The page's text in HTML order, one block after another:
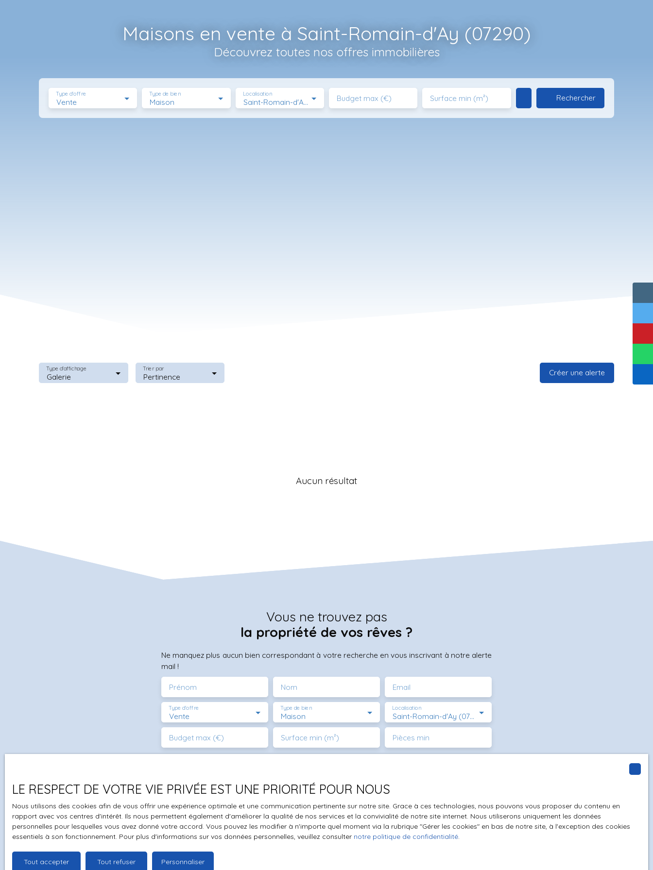
Maisons en vente à Saint-Romain-d'Ay (07290)
Découvrez toutes nos offres immobilières
Vente
Type d'offre
Maison
Type de bien
Saint-Romain-d'Ay (07290)
Localisation Budget max (€) Surface min (m²) Rechercher
Galerie
Type d'affichage
Pertinence
Trier par Créer une alerte
Aucun résultat
Vous ne trouvez pas
la propriété de vos rêves ?
Ne manquez plus aucun bien correspondant à votre recherche en vous inscrivant à notre alerte
mail !
Prénom Nom Email
Vente
Type d'offre
Maison
Type de bien
Saint-Romain-d'Ay (07290)
Localisation
Budget max (€) Surface min (m²) Pièces min
pouvez vous inscrire gratuitement sur la liste d'opposition au démarchage téléphonique,
prévu par l'article L223-1 du code de la consommation, sur le site Internet
www.bloctel.gouv.fr ou par courrier adressé à :
Société Worldline, Service Bloctel, CS 61311, 41013 BLOIS CEDEX.
Pour en savoir plus sur le traitement de vos données personnelles, veuillez consulter notre
politique de confidentialité
LE RESPECT DE VOTRE VIE PRIVÉE EST UNE PRIORITÉ POUR NOUS
Nous utilisons des cookies afin de vous offrir une expérience optimale et une communication pertinente sur notre site. Grace à ces technologies, nous pouvons vous proposer du contenu en
rapport avec vos centres d'intérêt. Ils nous permettent également d'améliorer la qualité de nos services et la convivialité de notre site internet. Nous utiliserons uniquement les données
personnelles pour lesquelles vous avez donné votre accord. Vous pouvez les modifier à n'importe quel moment via la rubrique ″Gérer les cookies″ en bas de notre site, à l'exception des cookies
essentiels à son fonctionnement. Pour plus d'informations sur vos données personnelles, veuillez consulter notre politique de confidentialité.
Tout accepter Tout refuser Personnaliser